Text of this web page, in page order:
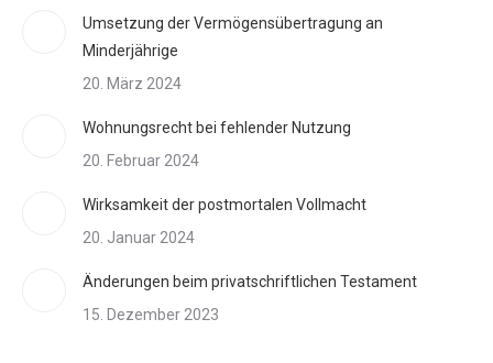
Umsetzung der Vermögensübertragung an
Minderjährige
20. März 2024
Wohnungsrecht bei fehlender Nutzung
20. Februar 2024
Wirksamkeit der postmortalen Vollmacht
20. Januar 2024
Änderungen beim privatschriftlichen Testament
15. Dezember 2023